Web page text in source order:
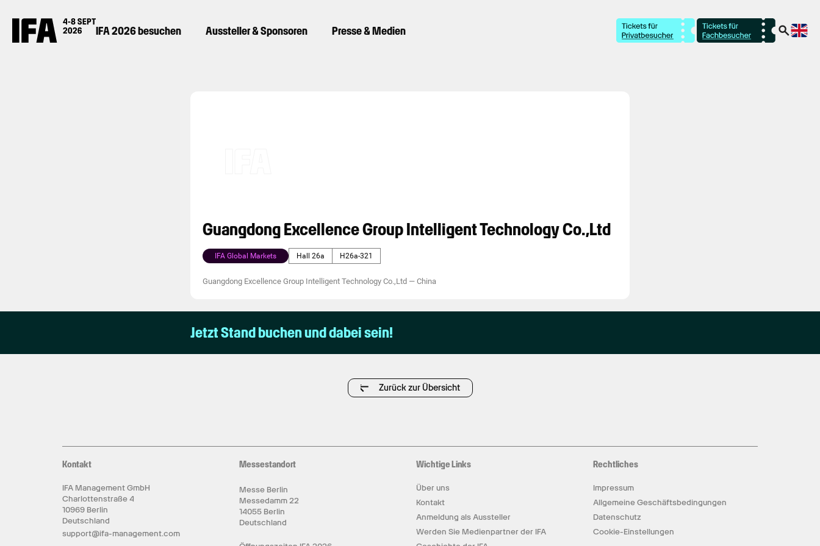
IFA 2026 besuchen Aussteller & Sponsoren Presse & Medien
Guangdong Excellence Group Intelligent Technology Co.,Ltd
IFA Global Markets Hall 26a H26a-321
Guangdong Excellence Group Intelligent Technology Co.,Ltd — China
Jetzt Stand buchen und dabei sein!
Zurück zur Übersicht
Kontakt
IFA Management GmbH
Charlottenstraße 4
10969 Berlin
Deutschland
support@ifa-management.com
Messestandort
Messe Berlin
Messedamm 22
14055 Berlin
Deutschland
Wichtige Links
Über uns
Kontakt
Anmeldung als Aussteller
Werden Sie Medienpartner der IFA
Rechtliches
Impressum
Allgemeine Geschäftsbedingungen
Datenschutz
Cookie-Einstellungen